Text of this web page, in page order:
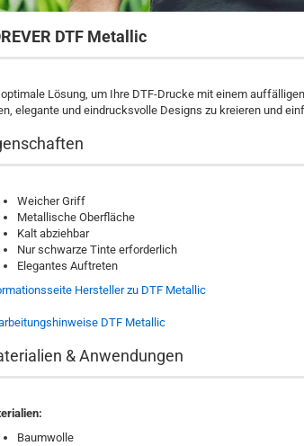
DTF Metallic
Lösung, um Ihre DTF-Drucke mit einem
elegante und eindrucksvolle Designs zu kreieren und
Weicher Griff
Metallische Oberfläche
Kalt abziehbar
Nur schwarze Tinte erforderlich
Elegantes Auftreten
Hersteller zu DTF Metallic
DTF Metallic
& Anwendungen
Baumwolle